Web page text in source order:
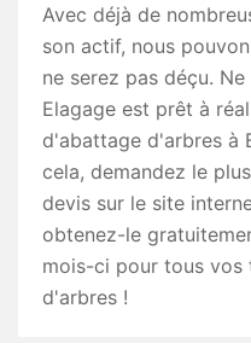
Avec déjà de
son actif, nous
ne serez pas déçu.
Elagage est prêt à
d'abattage d'arbres à
cela, demandez le
devis sur le site
obtenez-le
mois-ci pour tous
d'arbres !